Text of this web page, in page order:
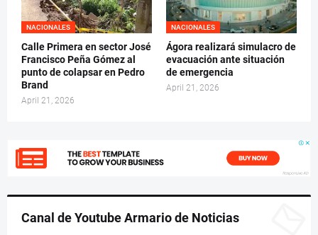
NACIONALES
Calle Primera en sector José
Francisco Peña Gómez al
punto de colapsar en Pedro
Brand
April 21, 2026
NACIONALES
Ágora realizará simulacro de
evacuación ante situación
de emergencia
April 21, 2026
Canal de Youtube Armario de Noticias